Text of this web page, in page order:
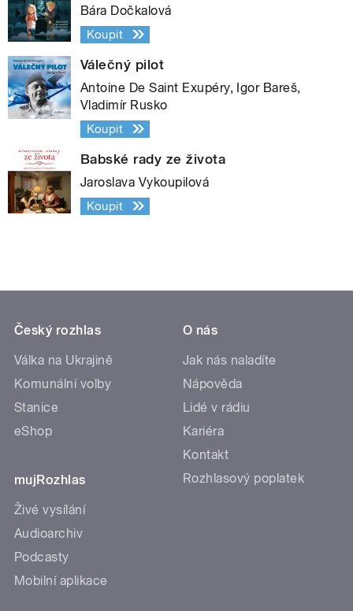
Bára Dočkalová
Koupit
Válečný pilot
Antoine De Saint Exupéry, Igor Bareš,
Vladimír Rusko
Koupit
Babské rady ze života
Jaroslava Vykoupilová
Koupit
Český rozhlas
Válka na Ukrajině
Komunální volby
Stanice
eShop
mujRozhlas
Živé vysílání
Audioarchiv
Podcasty
Mobilní aplikace
O nás
Jak nás naladíte
Nápověda
Lidé v rádiu
Kariéra
Kontakt
Rozhlasový poplatek